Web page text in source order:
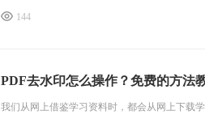
具可以帮助我们提高我们的工作效率，那么有
144
PDF去水印怎么操作？免费的方法
我们从网上借鉴学习资料时，都会从网上下载